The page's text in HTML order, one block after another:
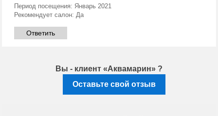
Период посещения: Январь 2021
Рекомендует салон: Да
Ответить
Вы - клиент «Аквамарин» ?
Оставьте свой отзыв